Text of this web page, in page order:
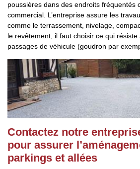
poussières dans des endroits fréquentés
commercial. L’entreprise assure les
comme le terrassement, nivelage,
le revêtement, il faut choisir ce qui
passages de véhicule (goudron par
Contactez notre
pour assurer
parkings et allées